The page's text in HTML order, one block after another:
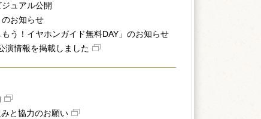
ュアル公開
お知らせ
う！イヤホンガイド無料DAY」のお知らせ
演情報を掲載しました
と協力のお願い